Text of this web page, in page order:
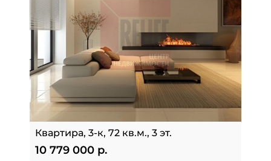
Квартира, 3-к, 72 кв.м., 3 эт.
10 779 000 р.